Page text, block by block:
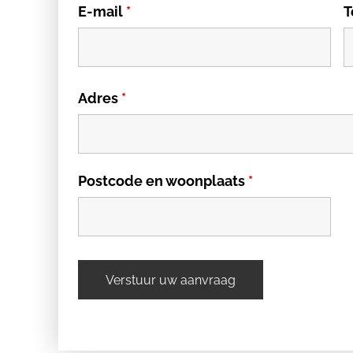
E-mail *
Adres *
Postcode en woonplaats *